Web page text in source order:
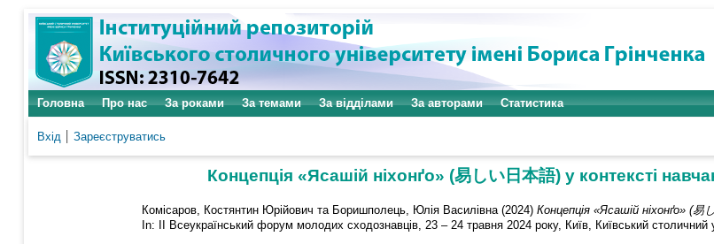
Головна Про нас За роками За темами За відділами За авторами Статистика
Вхід Зареєструватись
Концепція «Ясашій ніхонґо» (易しい日本語) у контексті
Комісаров, Костянтин Юрійович та Боришполець, Юлія Василівна (2024) Концепція «Ясашій ніхонґо» (易
In: ІІ Всеукраїнський форум молодих сходознавців, 23 – 24 травня 2024 року, Київ, Київський столичний